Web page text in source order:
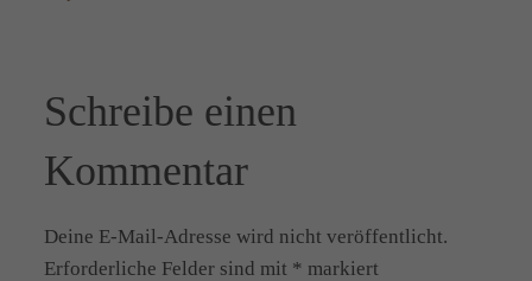
Schreibe einen
Kommentar
Deine E-Mail-Adresse wird nicht veröffentlicht.
Erforderliche Felder sind mit * markiert